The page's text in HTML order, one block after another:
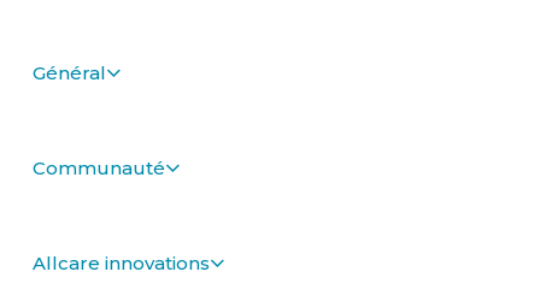
Général
Communauté
Allcare innovations